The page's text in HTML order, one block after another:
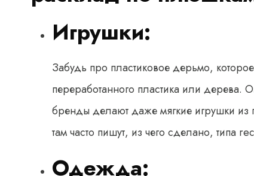
Игрушки:
Забудь про пластиковое дерьмо,
переработанного пластика или дерева.
бренды делают даже мягкие игрушки из
там часто пишут, из чего сделано, типа
Одежда: